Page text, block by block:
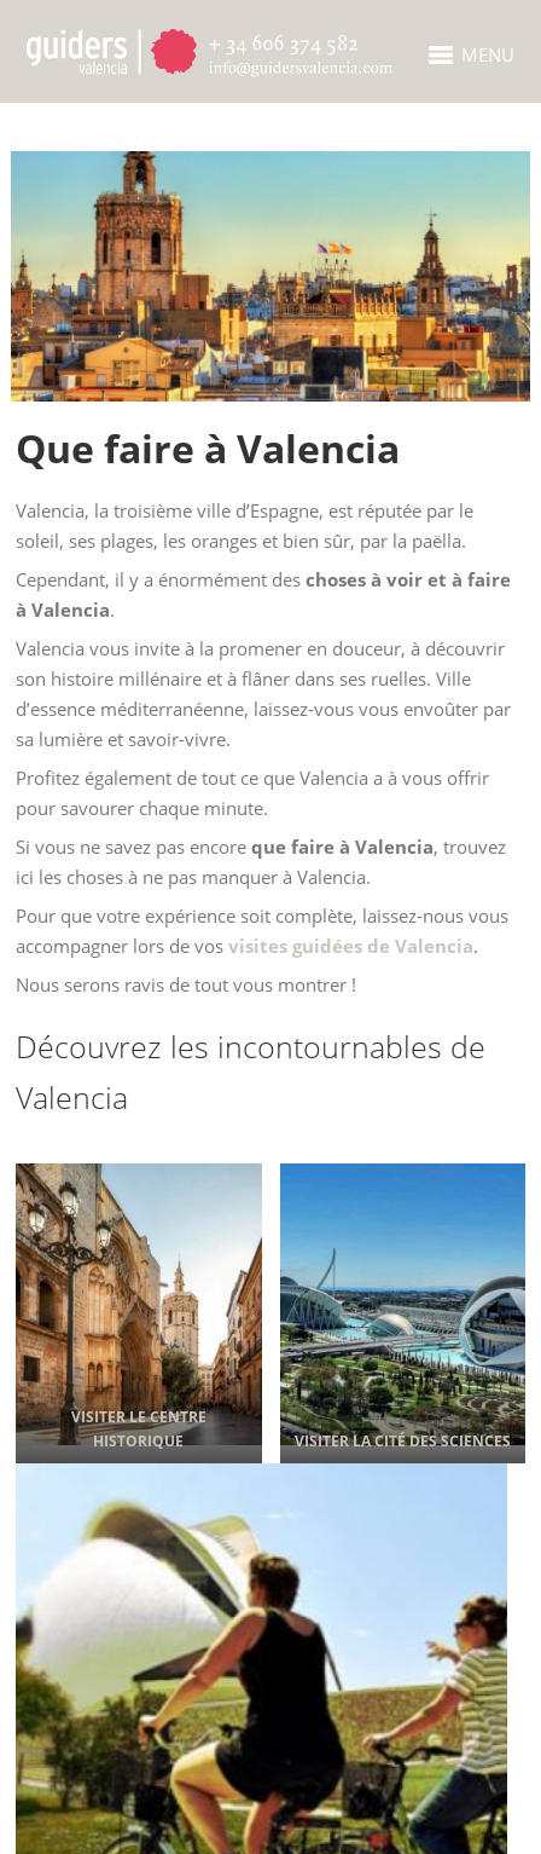
MENU
Que faire à Valencia
Valencia, la troisième ville d’Espagne, est réputée par le
soleil, ses plages, les oranges et bien sûr, par la paëlla.
Cependant, il y a énormément deschoses à voir et à faire
à Valencia.
Valencia vous invite à la promener en douceur, à découvrir
son histoire millénaire et à flâner dans ses ruelles. Ville
d’essence méditerranéenne, laissez-vous vous envoûter par
sa lumière et savoir-vivre.
Profitez également de tout ce que Valencia a à vous offrir
pour savourer chaque minute.
Si vous ne savez pas encoreque faire à Valencia, trouvez
ici les choses à ne pas manquer à Valencia.
Pour que votre expérience soit complète, laissez-nous vous
accompagner lors de vosvisites guidées de Valencia.
Nous serons ravis de tout vous montrer !
Découvrez les incontournables de
Valencia
VISITER LE CENTRE
HISTORIQUE
VISITER LA CITÉ DES SCIENCES